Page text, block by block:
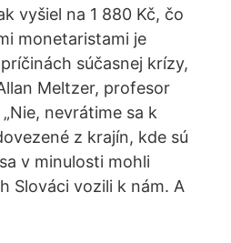
vyšiel na 1 880 Kč, čo
monetaristami je
súčasnej krízy,
Meltzer, profesor
nevrátime sa k
z krajín, kde sú
v minulosti mohli
Slováci vozili k nám. A